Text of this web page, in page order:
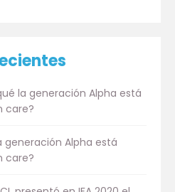
la generación Alpha está
care?
generación Alpha está
care?